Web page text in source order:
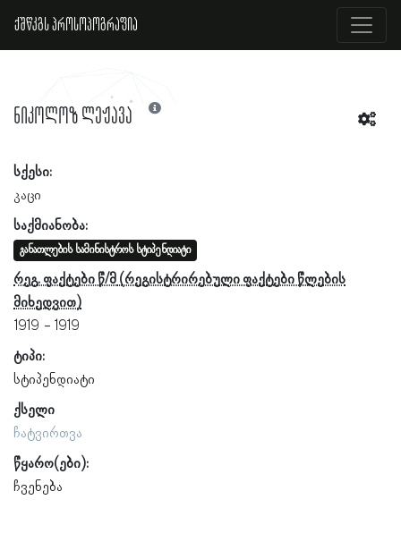
ქშწკგს პროსოპოგრაფია
ნიკოლოზ ლეჟავა
სქესი:
კაცი
საქმიანობა:
განათლების სამინისტროს სტიპენდიატი
რეგ. ფაქტები წ/მ
1919
1919
ტიპი:
სტიპენდიატი
ქსელი
ჩატვირთვა
წყარო(ები):
ჩვენება